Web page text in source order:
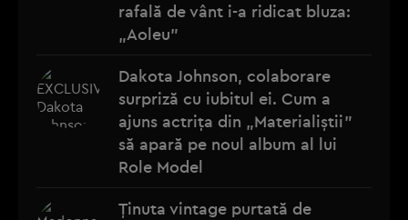
rafală de vânt i-a ridicat bluza:
„Aoleu”
Dakota Johnson, colaborare
surpriză cu iubitul ei. Cum a
ajuns actrița din „Materialiștii”
să apară pe noul album al lui
Role Model
Ținuta vintage purtată de